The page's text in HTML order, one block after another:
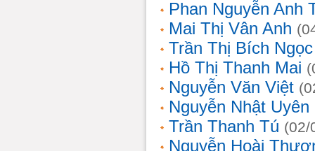
Phan Nguyễn Anh
Mai Thị Vân Anh
Trần Thị Bích Ngọc
Hồ Thị Thanh Mai
Nguyễn Văn Việt
Nguyễn Nhật Uyên
Trần Thanh Tú (02/
Nguyễn Hoài